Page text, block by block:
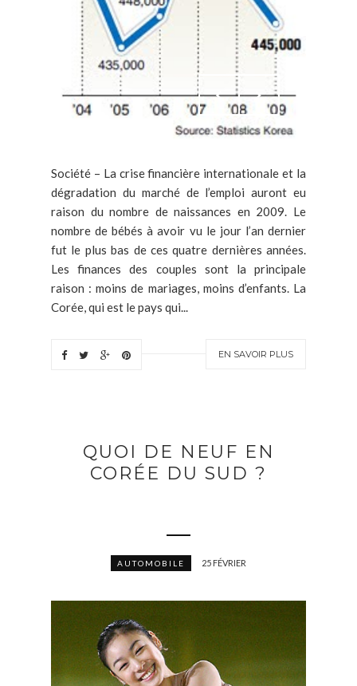
Société – La crise financière internationale et la
dégradation du marché de l’emploi auront eu
raison du nombre de naissances en 2009. Le
nombre de bébés à avoir vu le jour l’an dernier
fut le plus bas de ces quatre dernières années.
Les finances des couples sont la principale
raison : moins de mariages, moins d’enfants. La
Corée, qui est le pays qui...
EN SAVOIR PLUS
QUOI DE NEUF EN
CORÉE DU SUD ?
AUTOMOBILE 25 FÉVRIER